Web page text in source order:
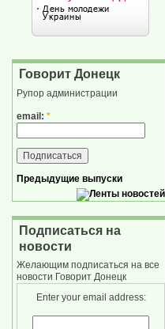
Говорит Донецк
Рупор администрации
email: *
Предыдущие выпуски
Подписаться на
новости
Желающим подписаться на все
новости Говорит Донецк
Enter your email address: